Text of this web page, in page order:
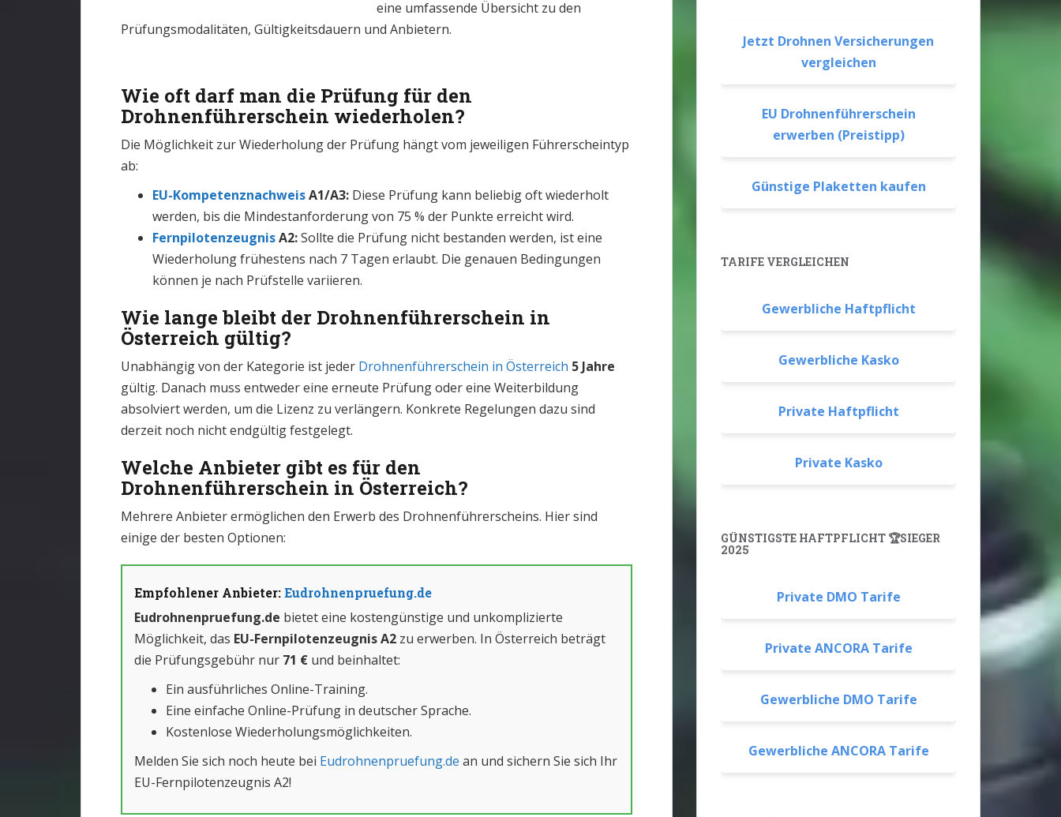
eine umfassende Übersicht zu den
Prüfungsmodalitäten, Gültigkeitsdauern und Anbietern.
Wie oft darf man die Prüfung für den
Drohnenführerschein wiederholen?
Die Möglichkeit zur Wiederholung der Prüfung hängt vom jeweiligen Führerscheintyp
ab:
EU-KompetenznachweisA1/A3: Diese Prüfung kann beliebig oft wiederholt
werden, bis die Mindestanforderung von 75 % der Punkte erreicht wird.
FernpilotenzeugnisA2:Sollte die Prüfung nicht bestanden werden, ist eine
Wiederholung frühestens nach 7 Tagen erlaubt. Die genauen Bedingungen
können je nach Prüfstelle variieren.
Wie lange bleibt der Drohnenführerschein in
Österreich gültig?
Unabhängig von der Kategorie ist jeder Drohnenführerschein in Österreich 5 Jahre
gültig. Danach muss entweder eine erneute Prüfung oder eine Weiterbildung
absolviert werden, um die Lizenz zu verlängern. Konkrete Regelungen dazu sind
derzeit noch nicht endgültig festgelegt.
Welche Anbieter gibt es für den
Drohnenführerschein in Österreich?
Mehrere Anbieter ermöglichen den Erwerb des Drohnenführerscheins. Hier sind
einige der besten Optionen:
Empfohlener Anbieter:Eudrohnenpruefung.de
Eudrohnenpruefung.de bietet eine kostengünstige und unkomplizierte
Möglichkeit, das EU-Fernpilotenzeugnis A2 zu erwerben. In Österreich beträgt
die Prüfungsgebühr nur 71 € und beinhaltet:
Ein ausführliches Online-Training.
Eine einfache Online-Prüfung in deutscher Sprache.
Kostenlose Wiederholungsmöglichkeiten.
Melden Sie sich noch heute bei Eudrohnenpruefung.de an und sichern Sie sich Ihr
EU-Fernpilotenzeugnis A2!
Jetzt Drohnen Versicherungen
vergleichen
EU Drohnenführerschein
erwerben (Preistipp)
Günstige Plaketten kaufen
TARIFE VERGLEICHEN
Gewerbliche Haftpflicht
Gewerbliche Kasko
Private Haftpflicht
Private Kasko
GÜNSTIGSTE HAFTPFLICHT 🏆SIEGER
2025
Private DMO Tarife
Private ANCORA Tarife
Gewerbliche DMO Tarife
Gewerbliche ANCORA Tarife